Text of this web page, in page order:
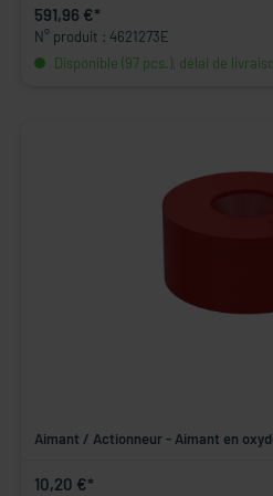
591,96 €*
N° produit : 4621273E
Disponible (97 pcs.), délai de
Aimant / Actionneur - Aimant en
10,20 €*